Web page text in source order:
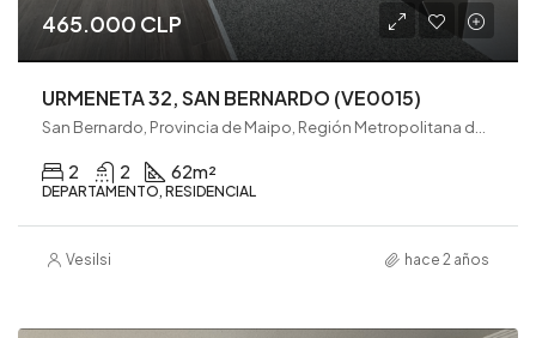
465.000 CLP
URMENETA 32, SAN BERNARDO (VE0015)
2 2 62m²
DEPARTAMENTO, RESIDENCIAL
Vesilsi hace 2 años